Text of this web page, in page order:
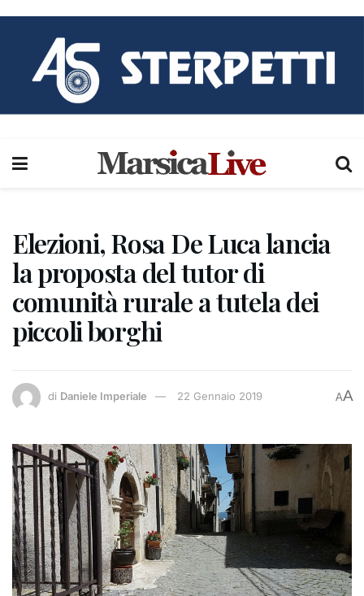
Elezioni, Rosa De Luca lancia
la proposta del tutor di
comunità rurale a tutela dei
piccoli borghi
di Daniele Imperiale 22 Gennaio 2019 AA